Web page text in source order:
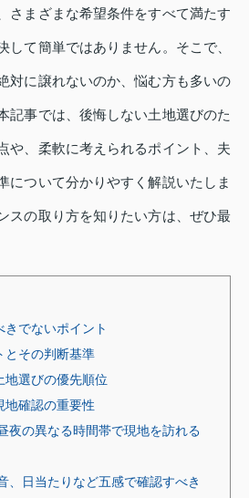
さまざまな希望条件をすべて満たす
して簡単ではありません。そこで、
対に譲れないのか、悩む方も多いの
記事では、後悔しない土地選びのた
や、柔軟に考えられるポイント、夫
について分かりやすく解説いたしま
スの取り方を知りたい方は、ぜひ最
きでないポイント
とその判断基準
地選びの優先順位
地確認の重要性
夜の異なる時間帯で現地を訪れる
、日当たりなど五感で確認すべき